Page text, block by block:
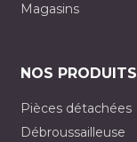
Magasins
NOS PRODUITS
Pièces détachées
Débroussailleuse